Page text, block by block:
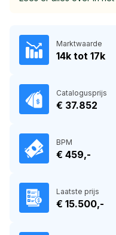
Marktwaarde
14k tot 17k
Catalogusprijs
€ 37.852
BPM
€ 459,-
Laatste prijs
€ 15.500,-